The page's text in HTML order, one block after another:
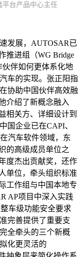
平台产品中心主任
发展，AUTOSAR已
推进组（WG Bridge
伙伴如何更体系化地
车的实现。张正阳指
协助中国伙伴高效融
介绍了新概念融入
相关方、详细设计到
国企业已在CAPI、
汽车软件领域，东
的高级成员单位之
度杰出贡献奖，还作
单位，牵头组织标准
工作组与中国本地专
AP项目中深入实践
车级功能安全要求
完善提供了重要支
全牵头的三个新概
化更灵活的